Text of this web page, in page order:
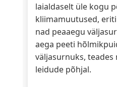
laialdaselt üle kogu
kliimamuutused,
nad peaaegu
aega peeti
väljasurnuks,
leidude põhjal.